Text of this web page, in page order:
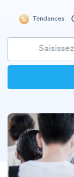
Tendances